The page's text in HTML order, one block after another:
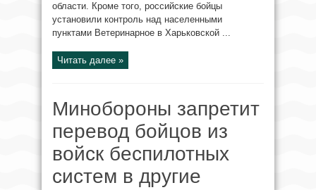
области. Кроме того, российские бойцы
установили контроль над населенными
пунктами Ветеринарное в Харьковской ...
Читать далее »
Минобороны запретит
перевод бойцов из
войск беспилотных
систем в другие